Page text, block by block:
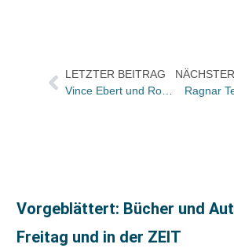
LETZTER BEITRAG
Vince Ebert und Rowohlt stiften € 65.000 für „Humor hilft heilen“
Ragnar
Vorgeblättert: Bücher und
Freitag und in der ZEIT